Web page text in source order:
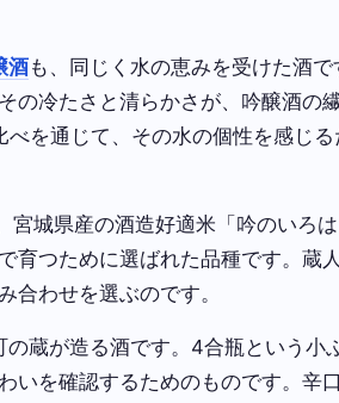
酒も、同じく水の恵みを受けた酒
の冷たさと清らかさが、吟醸酒の
を通じて、その水の個性を感じ
宮城県産の酒造好適米「吟のいろ
育つために選ばれた品種です。蔵
合わせを選ぶのです。
の蔵が造る酒です。4合瓶という小
いを確認するためのものです。辛